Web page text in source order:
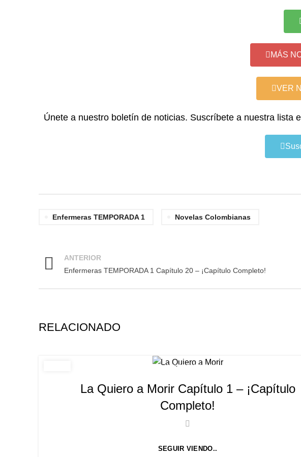
MÁS
VER
Únete a nuestro boletín de noticias. Suscríbete a nuestra lista
Enfermeras TEMPORADA 1 Novelas Colombianas
ANTERIOR
Enfermeras TEMPORADA 1 Capítulo 20 – ¡Capítulo Completo!
RELACIONADO
LA QUIERO A MORIR
La Quiero a Morir Capítulo 1 – ¡Capítulo
Completo!
SEGUIR VIENDO..